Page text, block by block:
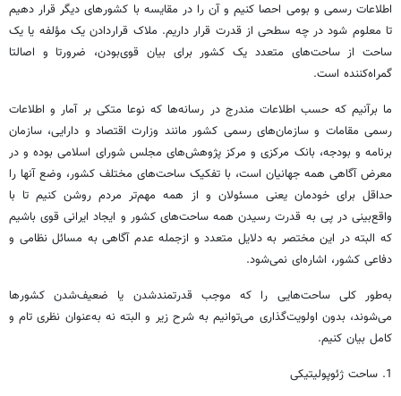
اطلاعات رسمی و بومی احصا کنیم و آن را در مقایسه با کشورهای دیگر قرار دهیم
تا معلوم شود در چه سطحی از قدرت قرار داریم. ملاک قراردادن یک مؤلفه ‌یا یک
ساحت از ساحت‌های متعدد یک کشور برای بیان قوی‌بودن، ضرورتا و اصالتا
گمراه‌کننده است.
ما برآنیم که حسب اطلاعات مندرج در رسانه‌ها که نوعا متکی بر آمار و اطلاعات
رسمی مقامات و سازمان‌های رسمی کشور مانند وزارت اقتصاد و دارایی، سازمان
برنامه و بودجه، بانک مرکزی و مرکز پژوهش‌های مجلس شورای اسلامی بوده و در
معرض آگاهی همه جهانیان است، با تفکیک ساحت‌های مختلف کشور، وضع آنها را
حداقل برای خودمان یعنی مسئولان و از همه مهم‌تر مردم روشن کنیم تا با
واقع‌بینی در پی به قدرت رسیدن همه ساحت‌های کشور و ایجاد ایرانی قوی باشیم
که البته در این مختصر به دلایل متعدد و ازجمله عدم آگاهی به مسائل نظامی و
دفاعی کشور، اشاره‌ای نمی‌شود.
به‌طور کلی ساحت‌هایی را که موجب قدرتمندشدن یا ضعیف‌شدن کشورها
می‌شوند، بدون اولویت‌گذاری می‌توانیم به شرح زیر و البته نه به‌عنوان نظری تام و
کامل بیان کنیم.
1. ساحت ژئوپولیتیکی